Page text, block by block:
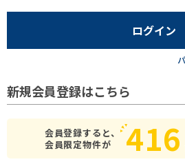
ログイン
新規会員登録はこちら
会員登録すると、
会員限定物件が
416